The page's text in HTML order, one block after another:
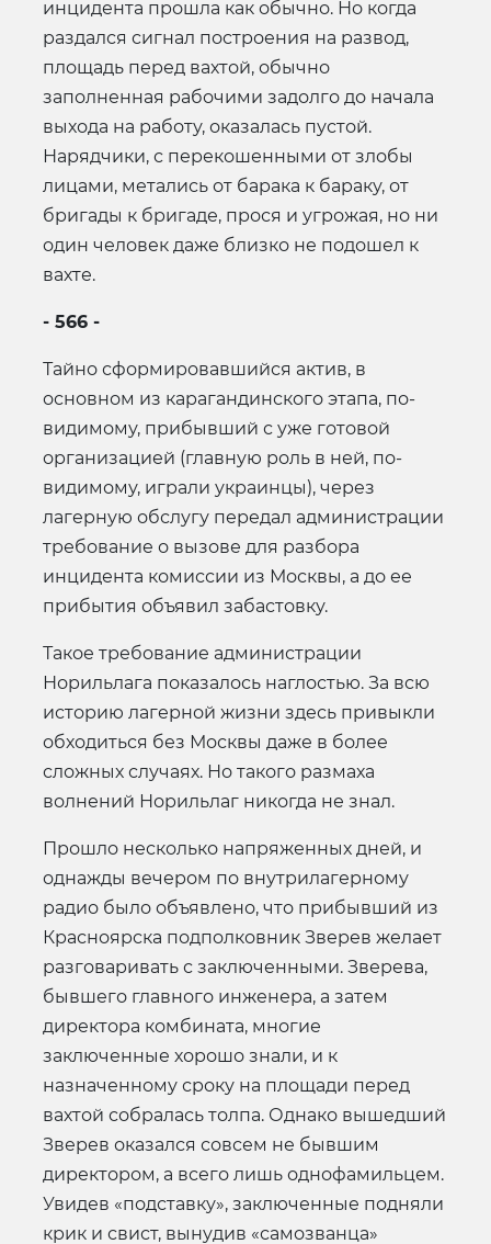
инцидента прошла как обычно. Но когда
раздался сигнал построения на развод,
площадь перед вахтой, обычно
заполненная рабочими задолго до начала
выхода на работу, оказалась пустой.
Нарядчики, с перекошенными от злобы
лицами, метались от барака к бараку, от
бригады к бригаде, прося и угрожая, но ни
один человек даже близко не подошел к
вахте.
- 566 -
Тайно сформировавшийся актив, в
основном из карагандинского этапа, по-
видимому, прибывший с уже готовой
организацией (главную роль в ней, по-
видимому, играли украинцы), через
лагерную обслугу передал администрации
требование о вызове для разбора
инцидента комиссии из Москвы, а до ее
прибытия объявил забастовку.
Такое требование администрации
Норильлага показалось наглостью. За всю
историю лагерной жизни здесь привыкли
обходиться без Москвы даже в более
сложных случаях. Но такого размаха
волнений Норильлаг никогда не знал.
Прошло несколько напряженных дней, и
однажды вечером по внутрилагерному
радио было объявлено, что прибывший из
Красноярска подполковник Зверев желает
разговаривать с заключенными. Зверева,
бывшего главного инженера, а затем
директора комбината, многие
заключенные хорошо знали, и к
назначенному сроку на площади перед
вахтой собралась толпа. Однако вышедший
Зверев оказался совсем не бывшим
директором, а всего лишь однофамильцем.
Увидев «подставку», заключенные подняли
крик и свист, вынудив «самозванца»